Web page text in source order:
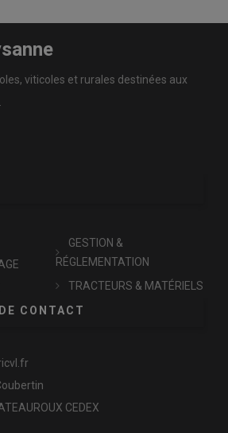
viticoles et rurales destinées aux
GESTION &
RÉGLEMENTATION
TRACTEURS & MATÉRIELS
CONTACT
CEDEX